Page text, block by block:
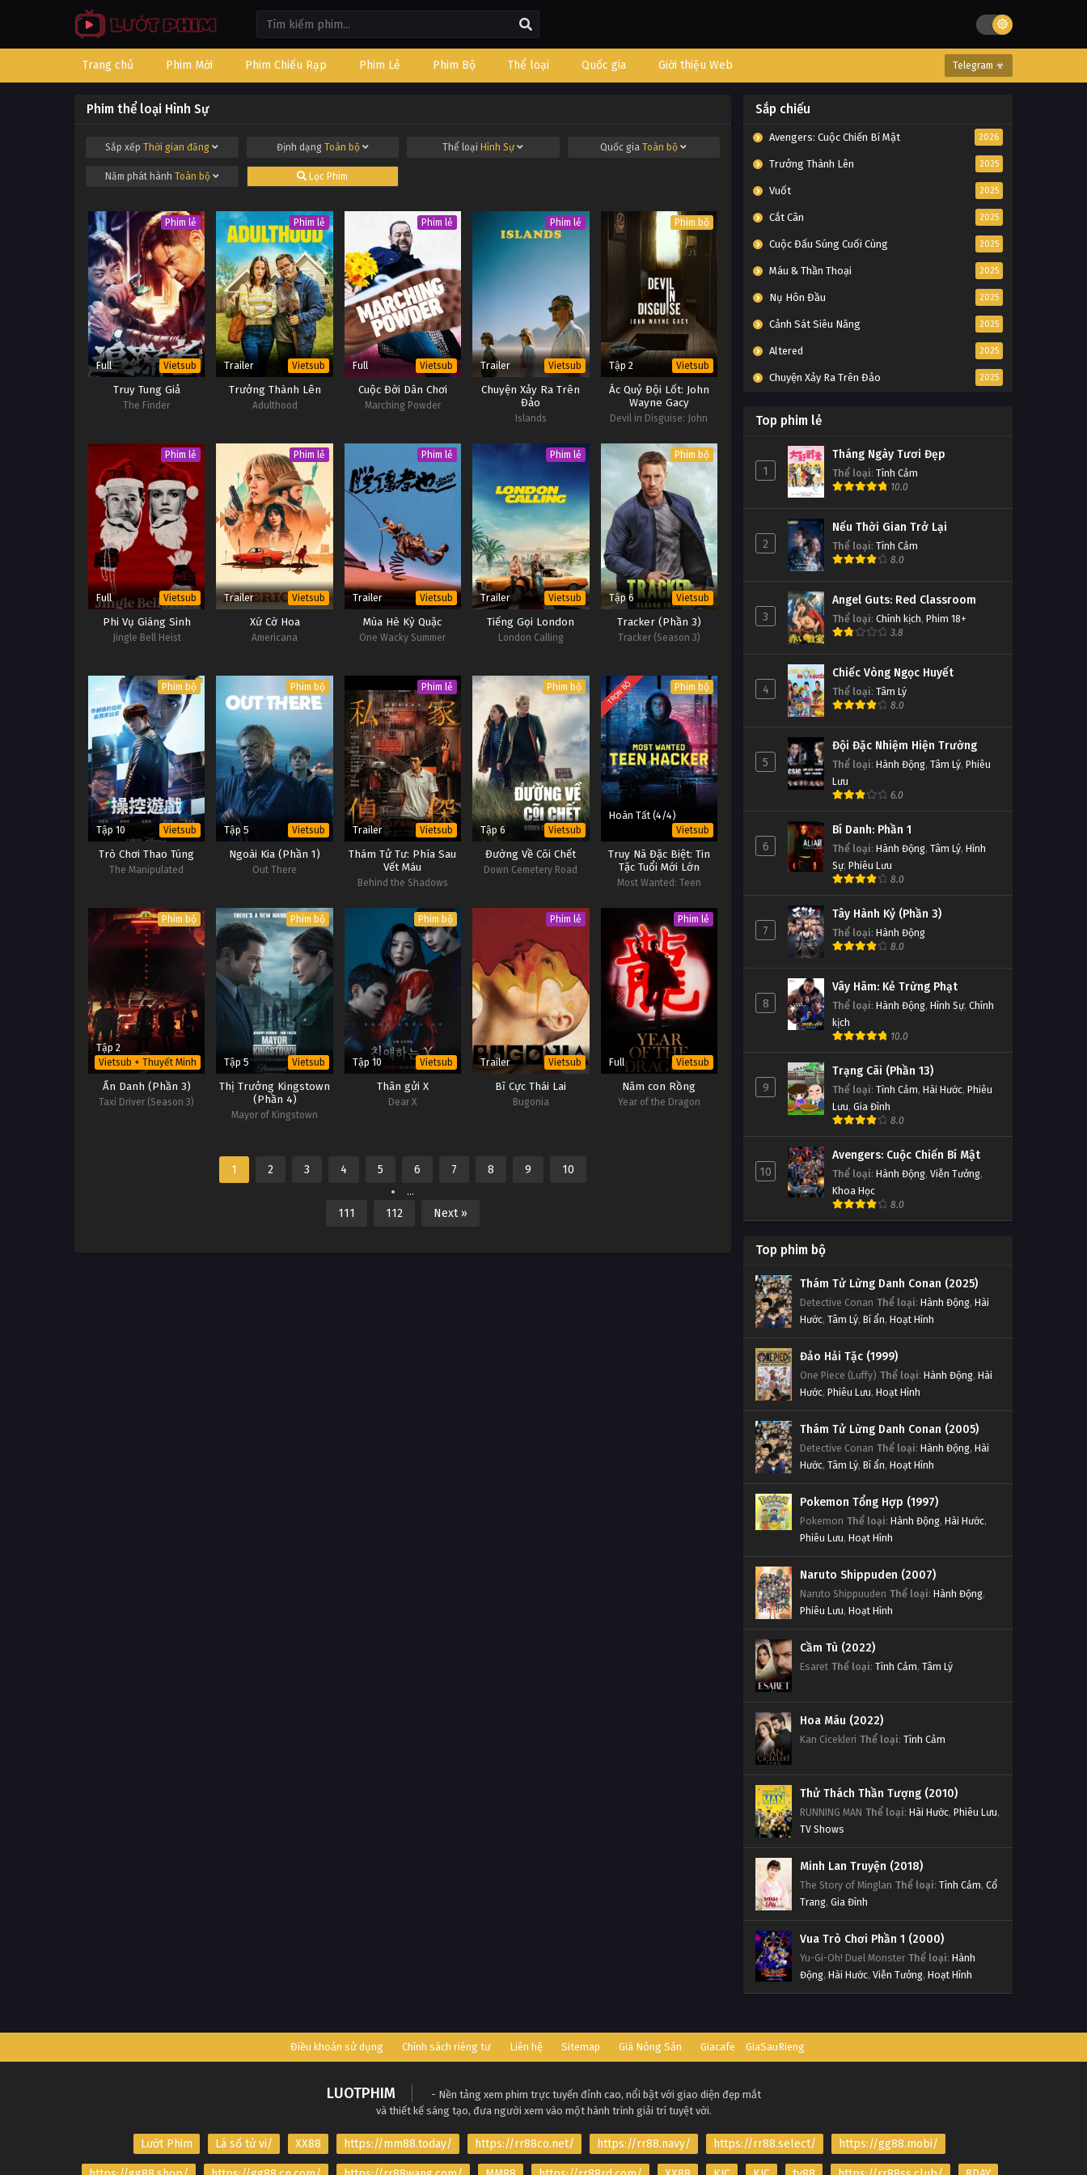
Trang chủ Phim Mới Phim Chiếu Rạp Phim Lẻ Phim Bộ Thể loại Quốc gia Giới thiệu Web Telegram ☣
Phim thể loại Hình Sự
Sắp xếpThời gian đăng Định dạng Toàn bộ Thể loại Hình Sự Quốc giaToàn bộ
Năm phát hành Toàn bộ Lọc Phim
Phim lẻ
Full Vietsub
Truy Tung Giả
The Finder
Phim lẻ
Trailer Vietsub
Trưởng Thành Lên
Adulthood
Phim lẻ
Full Vietsub
Cuộc Đời Dân Chơi
Marching Powder
Phim lẻ
Trailer Vietsub
Chuyện Xảy Ra Trên
Đảo
Islands
Phim bộ
Tập 2 Vietsub
Ác Quỷ Đội Lốt: John
Wayne Gacy
Devil in Disguise: John
Phim lẻ
Full Vietsub
Phi Vụ Giáng Sinh
Jingle Bell Heist
Phim lẻ
Trailer Vietsub
Xứ Cờ Hoa
Americana
Phim lẻ
Trailer Vietsub
Mùa Hè Kỳ Quặc
One Wacky Summer
Phim lẻ
Trailer Vietsub
Tiếng Gọi London
London Calling
Phim bộ
Tập 6 Vietsub
Tracker (Phần 3)
Tracker (Season 3)
Phim bộ
Tập 10 Vietsub
Trò Chơi Thao Túng
The Manipulated
Phim bộ
Tập 5 Vietsub
Ngoài Kia (Phần 1)
Out There
Phim lẻ
Trailer Vietsub
Thám Tử Tư: Phía Sau
Vết Máu
Behind the Shadows
Phim bộ
Tập 6 Vietsub
Đường Về Cõi Chết
Down Cemetery Road
TRỌN BỘ Phim bộ
Hoàn Tất (4/4)
Vietsub
Truy Nã Đặc Biệt: Tin
Tặc Tuổi Mới Lớn
Most Wanted: Teen
Phim bộ
Tập 2
Vietsub + Thuyết Minh
Ẩn Danh (Phần 3)
Taxi Driver (Season 3)
Phim bộ
Tập 5 Vietsub
Thị Trưởng Kingstown
(Phần 4)
Mayor of Kingstown
Phim bộ
Tập 10 Vietsub
Thân gửi X
Dear X
Phim lẻ
Trailer Vietsub
Bĩ Cực Thái Lai
Bugonia
Phim lẻ
Full Vietsub
Năm con Rồng
Year of the Dragon
1 2 3 4 5 6 7 8 9
10
...
111
112 Next »
Sắp chiếu
Avengers: Cuộc Chiến Bí Mật 2026
Trưởng Thành Lên 2025
Vuốt 2025
Cắt Cân 2025
Cuộc Đấu Súng Cuối Cùng 2025
Máu & Thần Thoại 2025
Nụ Hôn Đầu 2025
Cảnh Sát Siêu Năng 2025
Altered 2025
Chuyện Xảy Ra Trên Đảo 2025
Top phim lẻ
1
Tháng Ngày Tươi Đẹp
Thể loại: Tình Cảm
10.0
2
Nếu Thời Gian Trở Lại
Thể loại: Tình Cảm
8.0
3
Angel Guts: Red Classroom
Thể loại: Chính kịch, Phim 18+
3.8
4
Chiếc Vòng Ngọc Huyết
Thể loại: Tâm Lý
8.0
5
Đội Đặc Nhiệm Hiện Trường
Thể loại: Hành Động, Tâm Lý, Phiêu
Lưu
6.0
6
Bí Danh: Phần 1
Thể loại: Hành Động, Tâm Lý, Hình
Sự, Phiêu Lưu
8.0
7
Tây Hành Kỷ (Phần 3)
Thể loại: Hành Động
8.0
8
Vây Hãm: Kẻ Trừng Phạt
Thể loại: Hành Động, Hình Sự, Chính
kịch
10.0
9
Trạng Cãi (Phần 13)
Thể loại: Tình Cảm, Hài Hước, Phiêu
Lưu, Gia Đình
8.0
10
Avengers: Cuộc Chiến Bí Mật
Thể loại: Hành Động, Viễn Tưởng,
Khoa Học
8.0
Top phim bộ
Thám Tử Lừng Danh Conan (2025)
Detective Conan Thể loại: Hành Động, Hài
Hước, Tâm Lý, Bí ẩn, Hoạt Hình
Đảo Hải Tặc (1999)
One Piece (Luffy) Thể loại: Hành Động, Hài
Hước, Phiêu Lưu, Hoạt Hình
Thám Tử Lừng Danh Conan (2005)
Detective Conan Thể loại: Hành Động, Hài
Hước, Tâm Lý, Bí ẩn, Hoạt Hình
Pokemon Tổng Hợp (1997)
Pokemon Thể loại: Hành Động, Hài Hước,
Phiêu Lưu, Hoạt Hình
Naruto Shippuden (2007)
Naruto Shippuuden Thể loại: Hành Động,
Phiêu Lưu, Hoạt Hình
Cầm Tù (2022)
Esaret Thể loại: Tình Cảm, Tâm Lý
Hoa Máu (2022)
Kan Cicekleri Thể loại: Tình Cảm
Thử Thách Thần Tượng (2010)
RUNNING MAN Thể loại: Hài Hước, Phiêu Lưu,
TV Shows
Minh Lan Truyện (2018)
The Story of Minglan Thể loại: Tình Cảm, Cổ
Trang, Gia Đình
Vua Trò Chơi Phần 1 (2000)
Yu-Gi-Oh! Duel Monster Thể loại: Hành
Động, Hài Hước, Viễn Tưởng, Hoạt Hình
Điều khoản sử dụng Chính sách riêng tư Liên hệ Sitemap Giá Nông Sản Giacafe GiaSauRieng
LUOTPHIM
- Nền tảng xem phim trực tuyến đỉnh cao, nổi bật với giao diện đẹp mắt
và thiết kế sáng tạo, đưa người xem vào một hành trình giải trí tuyệt vời.
Lướt Phim Lá số tử vi/ XX88 https://mm88.today/ https://rr88co.net/ https://rr88.navy/ https://rr88.select/ https://gg88.mobi/